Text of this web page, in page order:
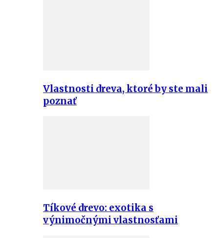
Vlastnosti dreva, ktoré by ste mali
poznať
Tíkové drevo: exotika s
výnimočnými vlastnosťami